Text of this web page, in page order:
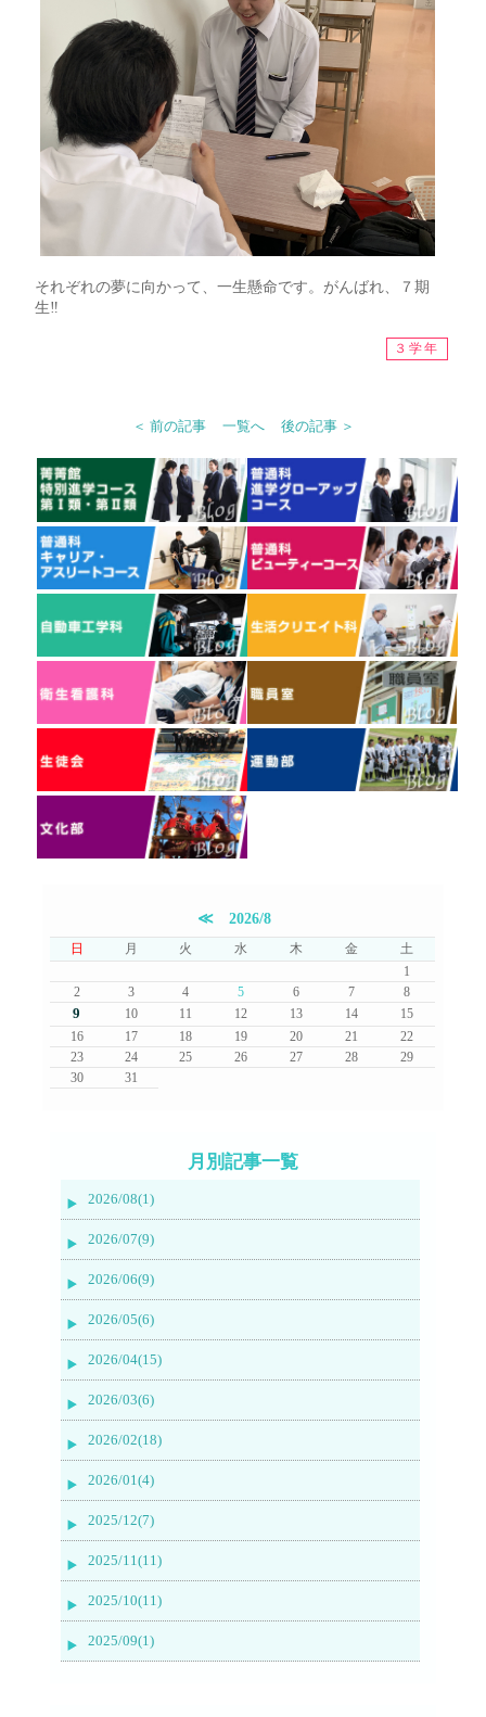
それぞれの夢に向かって、一生懸命です。がんばれ、７期
生‼
３学年
＜ 前の記事 一覧へ 後の記事 ＞
≪ 2026/8
日 月 火 水 木 金
土
1
2
3 4 5 6 7 8
9 10 11 12 13 14
15
16
17 18 19 20 21
22
23
24 25 26 27 28
29
30
31
月別記事一覧
2026/08(1)
2026/07(9)
2026/06(9)
2026/05(6)
2026/04(15)
2026/03(6)
2026/02(18)
2026/01(4)
2025/12(7)
2025/11(11)
2025/10(11)
2025/09(1)